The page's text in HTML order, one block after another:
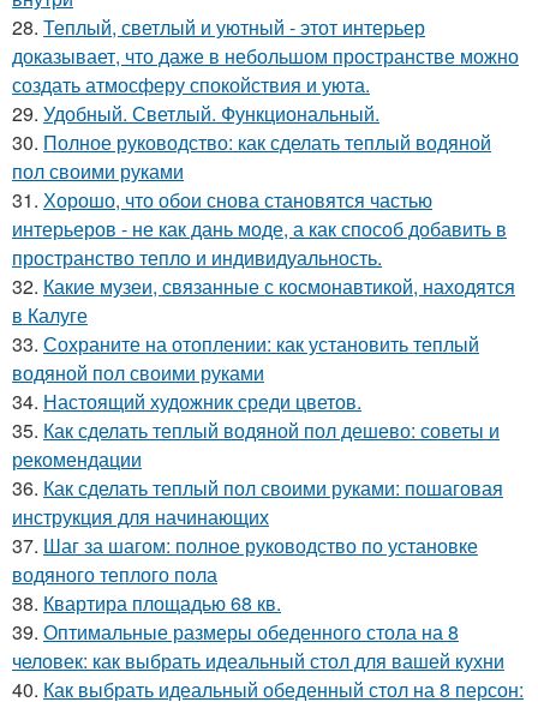
28. Теплый, светлый и уютный - этот интерьер
доказывает, что даже в небольшом пространстве можно
создать атмосферу спокойствия и уюта.
29. Удобный. Светлый. Функциональный.
30. Полное руководство: как сделать теплый водяной
пол своими руками
31. Хорошо, что обои снова становятся частью
интерьеров - не как дань моде, а как способ добавить в
пространство тепло и индивидуальность.
32. Какие музеи, связанные с космонавтикой, находятся
в Калуге
33. Сохраните на отоплении: как установить теплый
водяной пол своими руками
34. Настоящий художник среди цветов.
35. Как сделать теплый водяной пол дешево: советы и
рекомендации
36. Как сделать теплый пол своими руками: пошаговая
инструкция для начинающих
37. Шаг за шагом: полное руководство по установке
водяного теплого пола
38. Квартира площадью 68 кв.
39. Оптимальные размеры обеденного стола на 8
человек: как выбрать идеальный стол для вашей кухни
40. Как выбрать идеальный обеденный стол на 8 персон: